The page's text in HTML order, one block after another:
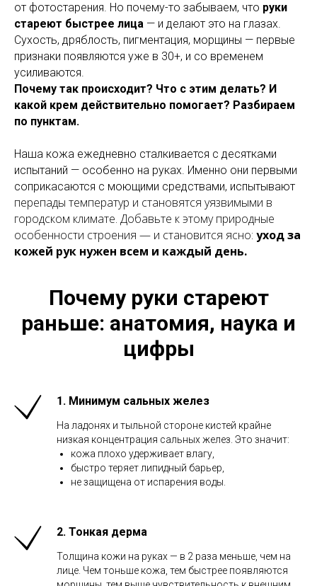
от фотостарения. Но почему-то забываем, что руки
стареют быстрее лица — и делают это на глазах.
Сухость, дряблость, пигментация, морщины — первые
признаки появляются уже в 30+, и со временем
усиливаются.
Почему так происходит? Что с этим делать? И
какой крем действительно помогает? Разбираем
по пунктам.
Наша кожа ежедневно сталкивается с десятками
испытаний — особенно на руках. Именно они первыми
соприкасаются с моющими средствами, испытывают
перепады температур и становятся уязвимыми в
городском климате. Добавьте к этому природные
особенности строения — и становится ясно: уход за
кожей рук нужен всем и каждый день.
Почему руки стареют
раньше: анатомия, наука и
цифры
1. Минимум сальных желез
На ладонях и тыльной стороне кистей крайне
низкая концентрация сальных желез. Это значит:
кожа плохо удерживает влагу,
быстро теряет липидный барьер,
не защищена от испарения воды.
2. Тонкая дерма
Толщина кожи на руках — в 2 раза меньше, чем на
лице. Чем тоньше кожа, тем быстрее появляются